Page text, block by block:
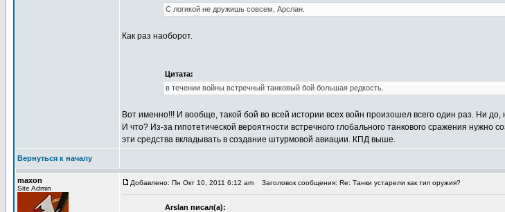
С логикой не дружишь совсем, Арслан.
Как раз наоборот.
Цитата:
в течении войны встречный танковый бой большая редкость.
Вот именно!!! И вообще, такой бой во всей истории всех войн произошел всего один раз. Ни
И что? Из-за гипотетической вероятности встречного глобального танкового сражения
эти средства вкладывать в создание штурмовой авиации. КПД выше.
Вернуться к началу
maxon
Site Admin
Добавлено: Пн Окт 10, 2011 6:12 am Заголовок сообщения: Re: Танки устарели как тип оружия?
Arslan писал(а):